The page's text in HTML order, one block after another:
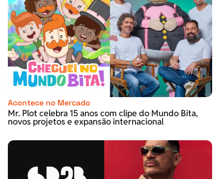
Acontece no Mercado
Mr. Plot celebra 15 anos com clipe do Mundo Bita,
novos projetos e expansão internacional